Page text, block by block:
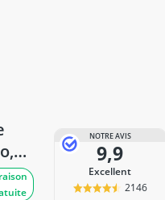
NOTRE AVIS
9,9
Excellent
2146